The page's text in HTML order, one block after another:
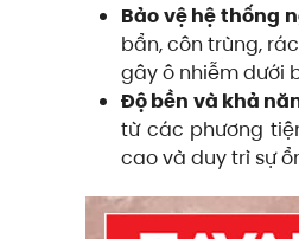
Bảo vệ hệ thống
bẩn, côn trùng,
gây ô nhiễm dưới
Độ bền và khả
từ các phương
cao và duy trì sự